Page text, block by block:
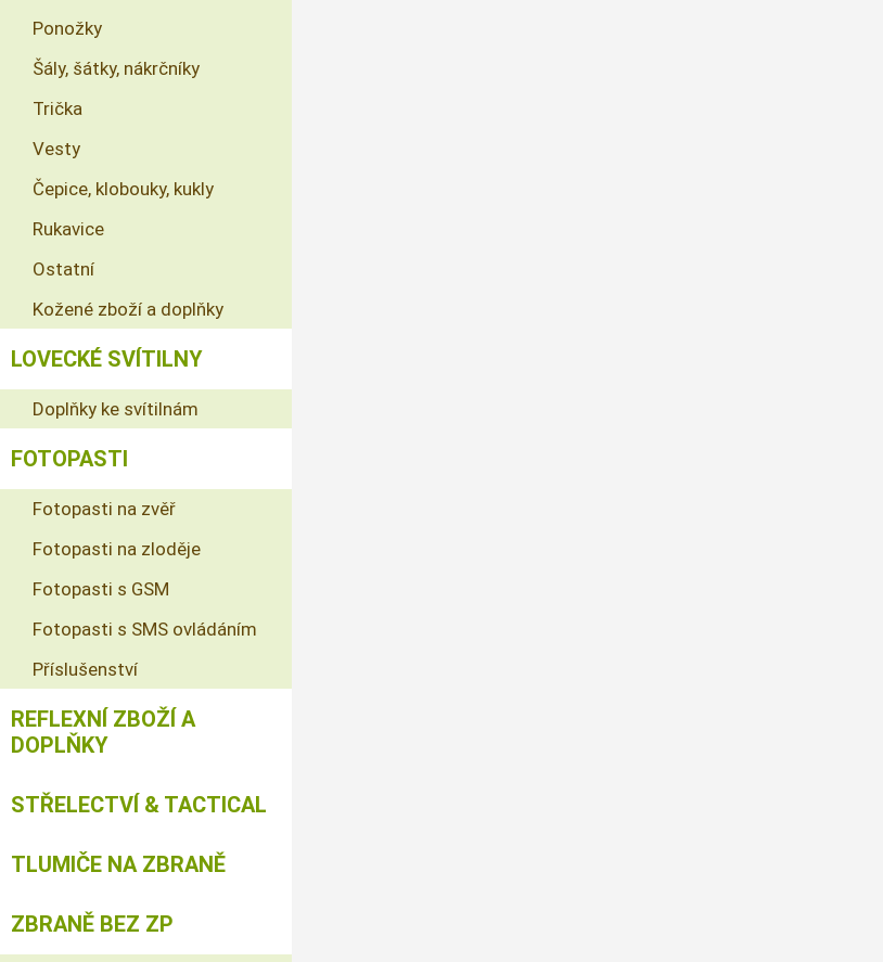
Ponožky
Šály, šátky, nákrčníky
Trička
Vesty
Čepice, klobouky, kukly
Rukavice
Ostatní
Kožené zboží a doplňky
LOVECKÉ SVÍTILNY
Doplňky ke svítilnám
FOTOPASTI
Fotopasti na zvěř
Fotopasti na zloděje
Fotopasti s GSM
Fotopasti s SMS ovládáním
Příslušenství
REFLEXNÍ ZBOŽÍ A
DOPLŇKY
STŘELECTVÍ & TACTICAL
TLUMIČE NA ZBRANĚ
ZBRANĚ BEZ ZP